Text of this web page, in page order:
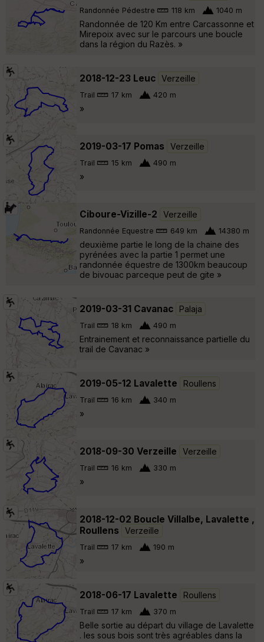
Randonnée Pédestre 118 km 1040 m
Randonnée de 120 Km entre Carcassonne et
Mirepoix avec sur le parcours une boucle
dans la région du Razès. »
2018-12-23 Leuc Verzeille
Trail 17 km 420 m
»
2019-03-17 Pomas Verzeille
Trail 15 km 490 m
»
Ciboure-Vizille-2 Verzeille
Randonnée Equestre 649 km 14380 m
deuxième partie le long de la chaine des
pyrénées avec la partie 1 permet une
randonnée équestre de 1300km beaucoup
de bivouac parceque peut de gite »
2019-03-31 Cavanac Palaja
Trail 18 km 490 m
Entrainement et reconnaissance partielle du
trail de Cavanac »
2019-05-12 Lavalette Roullens
Trail 16 km 340 m
»
2018-09-30 Verzeille Verzeille
Trail 16 km 330 m
»
2018-12-02 Boucle Villalbe, Lavalette ,
Roullens
Verzeille
Trail 17 km 190 m
»
2018-06-17 Lavalette Roullens
Trail 17 km 370 m
Belle sortie au départ du village de Lavalette
. les sous bois sont très agréables dans la